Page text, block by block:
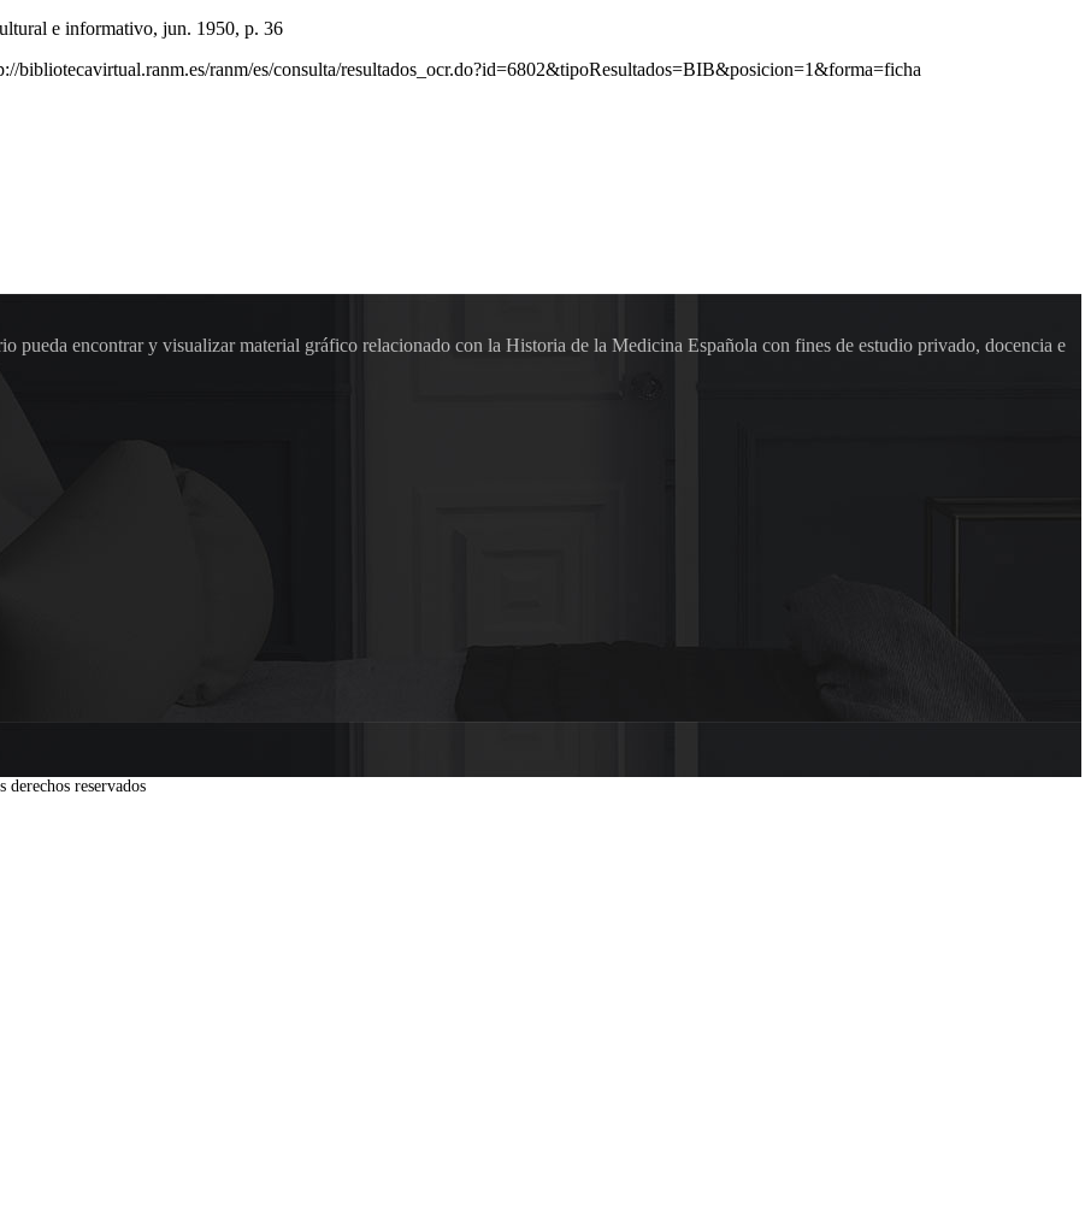
e informativo, jun. 1950, p. 36
bibliotecavirtual.ranm.es/ranm/es/consulta/resultados_ocr.do?id=6802&tipoResultados=BIB&posicion=1&forma=ficha
pueda encontrar y visualizar material gráfico relacionado con la Historia de la Medicina Española con fines de estudio privado, docencia e
reservados